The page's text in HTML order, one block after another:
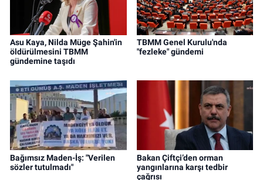
Asu Kaya, Nilda Müge Şahin'in
öldürülmesini TBMM
gündemine taşıdı
TBMM Genel Kurulu'nda
"fezleke" gündemi
Bağımsız Maden-İş: "Verilen
sözler tutulmadı"
Bakan Çiftçi’den orman
yangınlarına karşı tedbir
çağrısı